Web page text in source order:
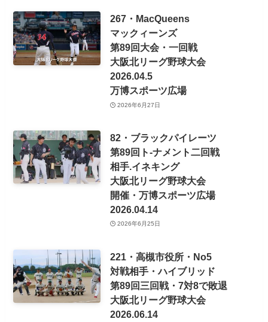
267・MacQueens
マックィーンズ
第89回大会・一回戦
大阪北リーグ野球大会
2026.04.5
万博スポーツ広場
2026年6月27日
82・ブラックパイレーツ
第89回ト-ナメント二回戦
相手.イネキング
大阪北リーグ野球大会
開催・万博スポーツ広場
2026.04.14
2026年6月25日
221・高槻市役所・No5
対戦相手・ハイブリッド
第89回三回戦・7対8で敗退
大阪北リーグ野球大会
2026.06.14